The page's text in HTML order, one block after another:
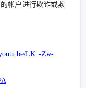
帐户进行欺诈或欺
LK_-Zw-